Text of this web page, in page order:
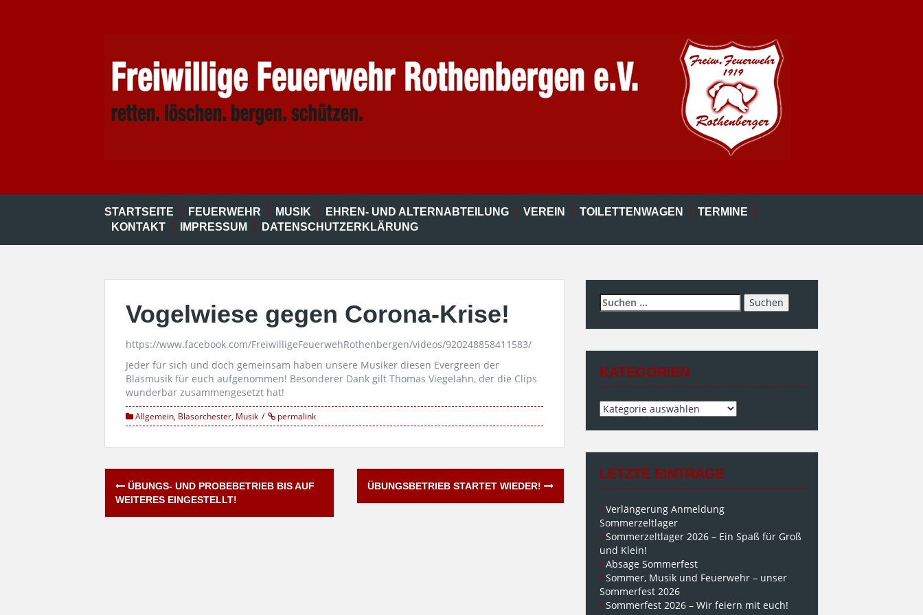
STARTSEITE FEUERWEHR MUSIK EHREN- UND ALTERNABTEILUNG VEREIN TOILETTENWAGEN
TERMINE
KONTAKT
IMPRESSUM DATENSCHUTZERKLÄRUNG
Vogelwiese gegen Corona-Krise!
https://www.facebook.com/FreiwilligeFeuerwehRothenbergen/videos/920248858411583/
Jeder für sich und doch gemeinsam haben unsere Musiker diesen Evergreen der
Blasmusik für euch aufgenommen! Besonderer Dank gilt Thomas Viegelahn, der die Clips
wunderbar zusammengesetzt hat!
Allgemein, Blasorchester, Musik permalink
Post
navigation
ÜBUNGS- UND PROBEBETRIEB BIS AUF
WEITERES EINGESTELLT!
ÜBUNGSBETRIEB STARTET WIEDER!
Suchen
nach:
KATEGORIEN
Kategorien
LETZTE EINTRÄGE
Verlängerung Anmeldung
Sommerzeltlager
Sommerzeltlager 2026 – Ein Spaß für Groß
und Klein!
Absage Sommerfest
Sommer, Musik und Feuerwehr – unser
Sommerfest 2026
Sommerfest 2026 – Wir feiern mit euch!